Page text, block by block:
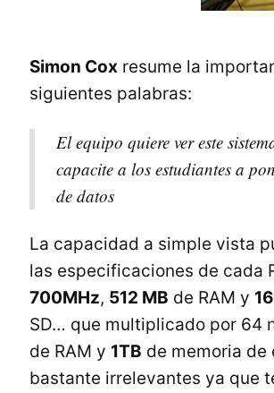
Simon Cox resume la
siguientes palabras:
El equipo quiere ver este
capacite a los estudiantes a
de datos
La capacidad a simple vista
las especificaciones de cada
700MHz, 512 MB de RAM y
SD… que multiplicado por 64
de RAM y 1TB de memoria de
bastante irrelevantes ya que